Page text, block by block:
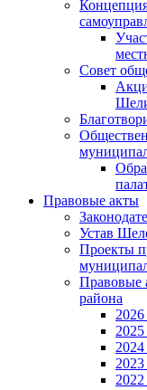
Совет
Правовые акты
Устав
Проекты
Правовые
района